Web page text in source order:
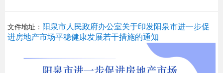
文件地址： 阳泉市人民政府办公室关于印发阳泉市进一步促
进房地产市场平稳健康发展若干措施的通知